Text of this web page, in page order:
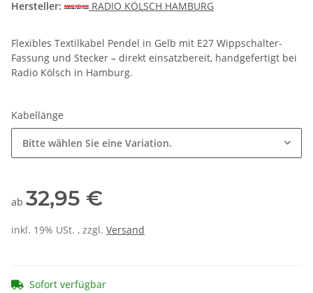
Hersteller:
RADIO KÖLSCH HAMBURG
Flexibles Textilkabel Pendel in Gelb mit E27 Wippschalter-
Fassung und Stecker – direkt einsatzbereit, handgefertigt bei
Radio Kölsch in Hamburg.
Kabellänge
Bitte wählen Sie eine Variation.
ab 32,95 €
inkl. 19% USt. , zzgl. Versand
Sofort verfügbar